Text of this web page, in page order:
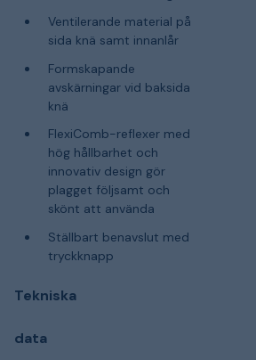
Ventilerande material på
sida knä samt innanlår
Formskapande
avskärningar vid baksida
knä
FlexiComb-reflexer med
hög hållbarhet och
innovativ design gör
plagget följsamt och
skönt att använda
Ställbart benavslut med
tryckknapp
Tekniska
data